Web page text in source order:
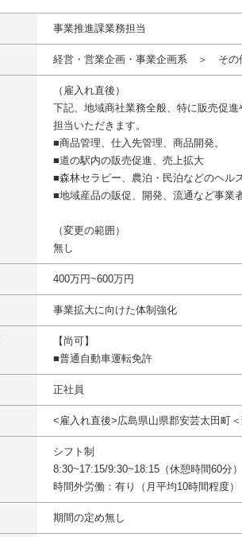
事業推進課業務担当
経営・営業企画・事業企画系 ＞ その
（雇入れ直後）
下記、地域商社業務全般、特に販売促
担当いただきます。
■商品管理、仕入先管理、商品開発。
■道の駅内の販売促進、売上拡大
■森林セラピー、農泊・民泊などのヘル
■地域産品の販促、開発、流通など事業
（変更の範囲）
無し
400万円~600万円
事業拡大に向けた体制強化
【尚可】
■普通自動車運転免許
正社員
<雇入れ直後>広島県山県郡安芸太田町
シフト制
8:30~17:15/9:30~18:15（休憩時間60分）
時間外労働：有り（月平均10時間程度）
期間の定め無し